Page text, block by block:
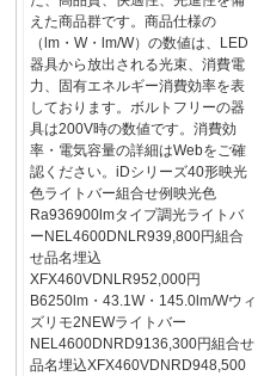
えた商品群です。商品仕様の
（lm・W・lm/W）の数値は、LED
器具から放出される光束、消費電
力、固有エネルギー消費効率を表
しております。ボルトフリーの器
具は200V時の数値です。消費効
率・電気容量の詳細はWebをご確
認ください。iDシリーズ40形映光
色ライトバー組合せ例映光色
Ra936900lmタイプ調光ライトバ
ーNEL4600DNLR939,800円組合
せ品名埋込
XFX460VDNLR952,000円
B6250lm・43.1W・145.0lm/Wウィ
ズリモ2NEWライトバー
NEL4600DNRD9136,300円組合せ
品名埋込XFX460VDNRD948,500